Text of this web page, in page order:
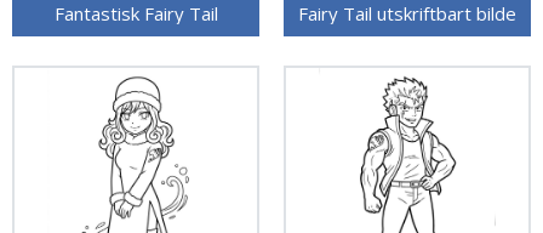
Fantastisk Fairy Tail Fairy Tail utskriftbart bilde